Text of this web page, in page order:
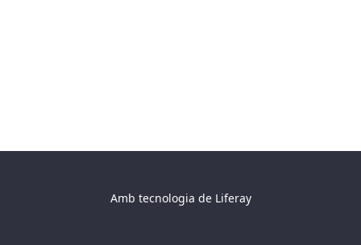
Amb tecnologia de Liferay